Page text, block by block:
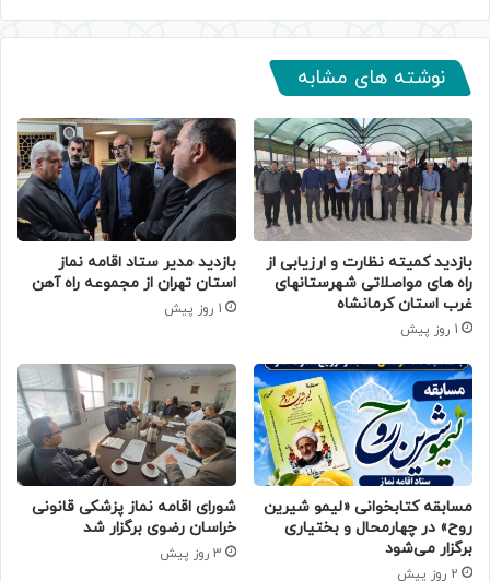
نوشته های مشابه
بازدید کمیته نظارت و ارزیابی از
راه های مواصلاتی شهرستانهای
غرب استان کرمانشاه
1 روز پیش
بازدید مدیر ستاد اقامه نماز
استان تهران از مجموعه راه آهن
1 روز پیش
مسابقه کتابخوانی «لیمو شیرین
روح» در چهارمحال و بختیاری
برگزار می‌شود
2 روز پیش
شورای اقامه نماز پزشکی قانونی
خراسان رضوی برگزار شد
3 روز پیش